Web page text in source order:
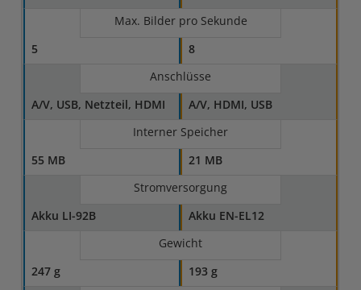
Max. Bilder pro Sekunde
5
8
Anschlüsse
A/V, USB, Netzteil, HDMI
A/V, HDMI, USB
Interner Speicher
55 MB
21 MB
Stromversorgung
Akku LI-92B
Akku EN-EL12
Gewicht
247 g
193 g